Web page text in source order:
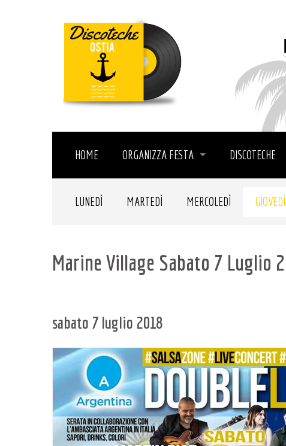
HOME ORGANIZZA FESTA DISCOTECHE
LUNEDÌ MARTEDÌ MERCOLEDÌ GIOVEDÌ
Marine Village Sabato 7 Luglio
sabato 7 luglio 2018